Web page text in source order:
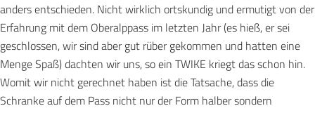
anders entschieden. Nicht wirklich ortskundig und ermutigt von der
Erfahrung mit dem Oberalppass im letzten Jahr (es hieß, er sei
geschlossen, wir sind aber gut rüber gekommen und hatten eine
Menge Spaß) dachten wir uns, so ein TWIKE kriegt das schon hin.
Womit wir nicht gerechnet haben ist die Tatsache, dass die
Schranke auf dem Pass nicht nur der Form halber sondern